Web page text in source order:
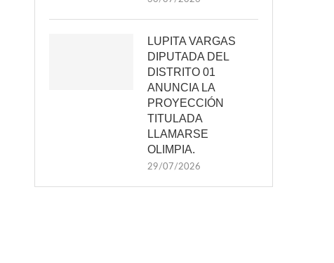
LUPITA VARGAS
DIPUTADA DEL
DISTRITO 01
ANUNCIA LA
PROYECCIÓN
TITULADA
LLAMARSE
OLIMPIA.
29/07/2026